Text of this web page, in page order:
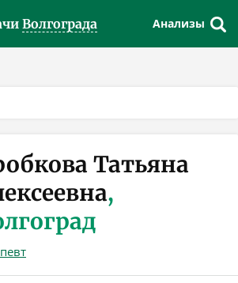
Волгограда Анализы
Татьяна
,